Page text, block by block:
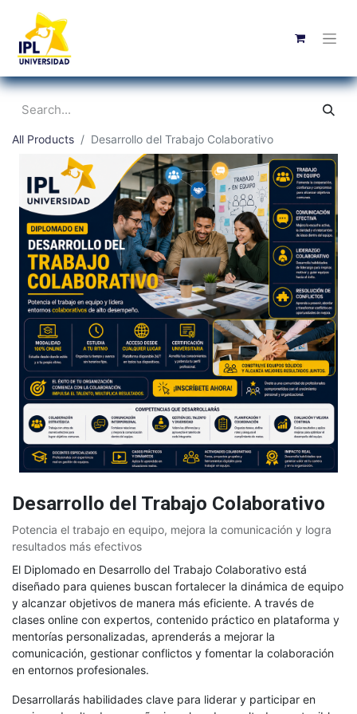
All Products Desarrollo del Trabajo Colaborativo
Desarrollo del Trabajo Colaborativo
Potencia el trabajo en equipo, mejora la comunicación y logra
resultados más efectivos
El Diplomado en Desarrollo del Trabajo Colaborativo está
diseñado para quienes buscan fortalecer la dinámica de equipo
y alcanzar objetivos de manera más eficiente. A través de
clases online con expertos, contenido práctico en plataforma y
mentorías personalizadas, aprenderás a mejorar la
comunicación, gestionar conflictos y fomentar la colaboración
en entornos profesionales.
Desarrollarás habilidades clave para liderar y participar en